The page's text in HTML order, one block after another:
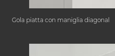
Gola piatta con maniglia diagonal